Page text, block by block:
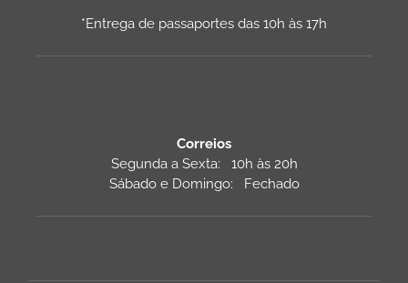
*Entrega de passaportes das 10h às 17h
Correios
Segunda a Sexta: 10h às 20h
Sábado e Domingo: Fechado